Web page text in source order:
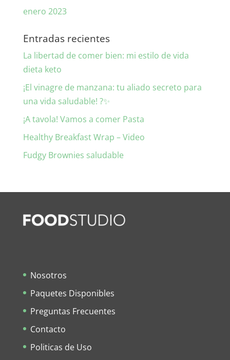
enero 2023
Entradas recientes
La libertad de comer bien: mi estilo de vida
dieta keto
¡El vinagre de manzana: tu aliado secreto para
una vida saludable! ?✨
¡A tavola! Vamos a comer Pasta
Healthy Breakfast Wrap – Video
Fudgy Brownies saludable
Nosotros
Paquetes Disponibles
Preguntas Frecuentes
Contacto
Politicas de Uso